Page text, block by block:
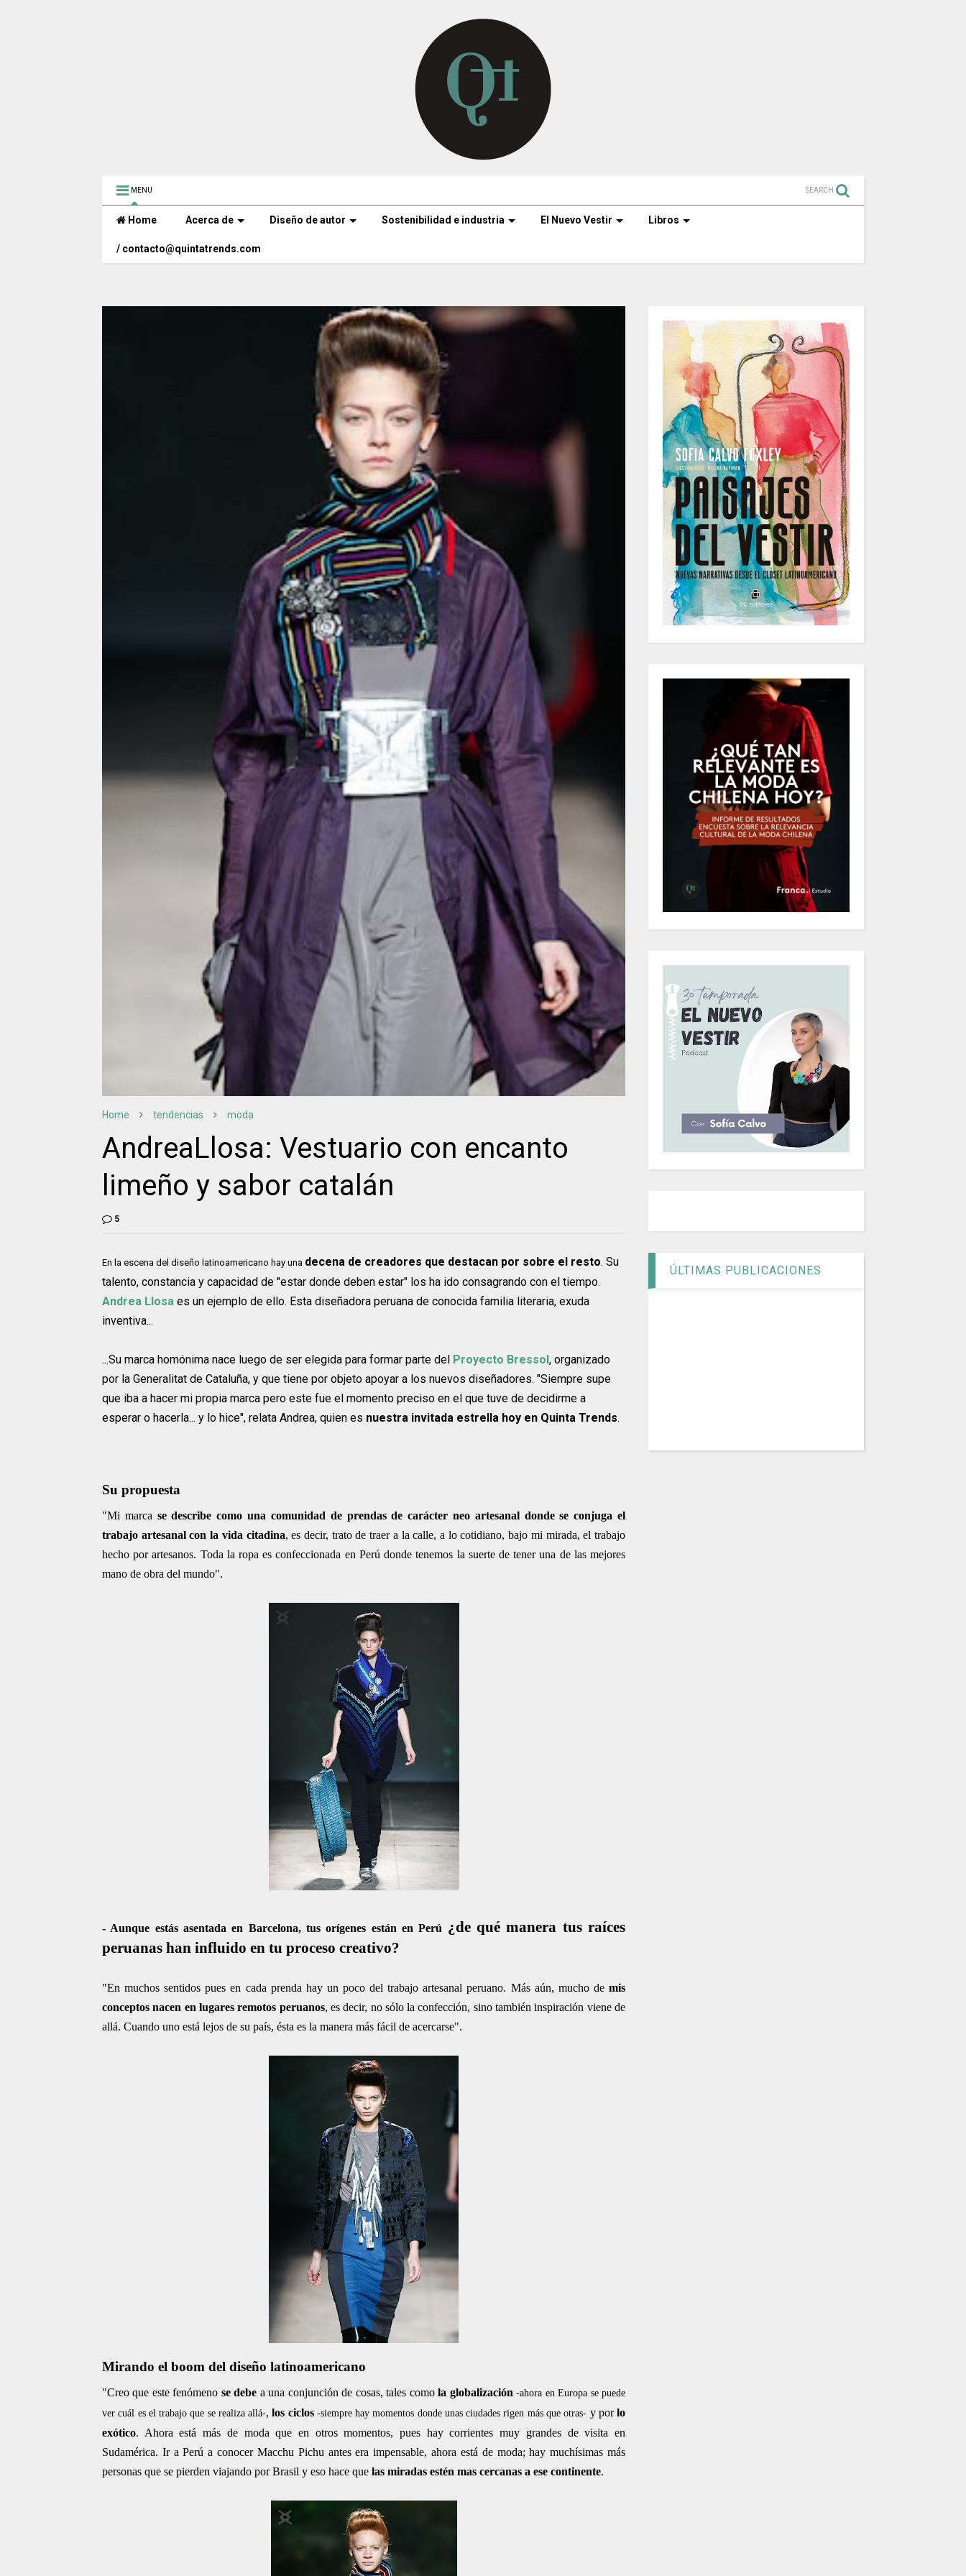
MENU SEARCH
Home Acerca de Diseño de autor Sostenibilidad e industria El Nuevo Vestir Libros
/ contacto@quintatrends.com
Home tendencias moda
AndreaLlosa: Vestuario con encanto
limeño y sabor catalán
5
En la escena del diseño latinoamericano hay una decena de creadores que destacan por sobre el resto. Su
talento, constancia y capacidad de "estar donde deben estar" los ha ido consagrando con el tiempo.
Andrea Llosa es un ejemplo de ello. Esta diseñadora peruana de conocida familia literaria, exuda
inventiva...
...Su marca homónima nace luego de ser elegida para formar parte del Proyecto Bressol, organizado
por la Generalitat de Cataluña, y que tiene por objeto apoyar a los nuevos diseñadores. "Siempre supe
que iba a hacer mi propia marca pero este fue el momento preciso en el que tuve de decidirme a
esperar o hacerla... y lo hice", relata Andrea, quien es nuestra invitada estrella hoy en Quinta Trends.
Su propuesta
"Mi marca se describe como una comunidad de prendas de carácter neo artesanal donde se conjuga el
trabajo artesanal con la vida citadina, es decir, trato de traer a la calle, a lo cotidiano, bajo mi mirada, el trabajo
hecho por artesanos. Toda la ropa es confeccionada en Perú donde tenemos la suerte de tener una de las mejores
mano de obra del mundo".
- Aunque estás asentada en Barcelona, tus orígenes están en Perú ¿de qué manera tus raíces
peruanas han influido en tu proceso creativo?
"En muchos sentidos pues en cada prenda hay un poco del trabajo artesanal peruano. Más aún, mucho de mis
conceptos nacen en lugares remotos peruanos, es decir, no sólo la confección, sino también inspiración viene de
allá. Cuando uno está lejos de su país, ésta es la manera más fácil de acercarse".
Mirando el boom del diseño latinoamericano
"Creo que este fenómeno se debe a una conjunción de cosas, tales comola globalización -ahora en Europa se puede
ver cuál es el trabajo que se realiza allá-,los ciclos -siempre hay momentos donde unas ciudades rigen más que otras- y porlo
exótico. Ahora está más de moda que en otros momentos, pues hay corrientes muy grandes de visita en
Sudamérica. Ir a Perú a conocer Macchu Pichu antes era impensable, ahora está de moda; hay muchísimas más
personas que se pierden viajando por Brasil y eso hace que las miradas estén mas cercanas a ese continente.
ÚLTIMAS PUBLICACIONES